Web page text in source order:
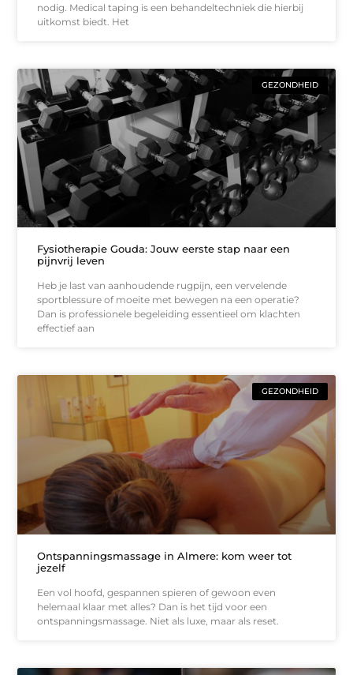
nodig. Medical taping is een behandeltechniek die hierbij
uitkomst biedt. Het
GEZONDHEID
Fysiotherapie Gouda: Jouw eerste stap naar een
pijnvrij leven
Heb je last van aanhoudende rugpijn, een vervelende
sportblessure of moeite met bewegen na een operatie?
Dan is professionele begeleiding essentieel om klachten
effectief aan
GEZONDHEID
Ontspanningsmassage in Almere: kom weer tot
jezelf
Een vol hoofd, gespannen spieren of gewoon even
helemaal klaar met alles? Dan is het tijd voor een
ontspanningsmassage. Niet als luxe, maar als reset.